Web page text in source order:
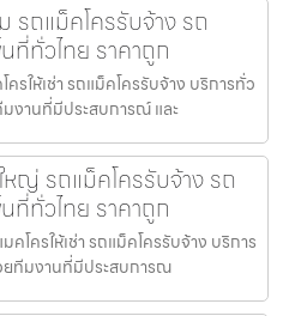
รถแม็คโครรับจ้าง รถ
ที่ทั่วไทย ราคาถูก
รให้เช่า รถแม็คโครรับจ้าง บริการทั่ว
มงานที่มีประสบการณ์ และ
หญ่ รถแม็คโครรับจ้าง รถ
ที่ทั่วไทย ราคาถูก
โครให้เช่า รถแม็คโครรับจ้าง บริการ
ยทีมงานที่มีประสบการณ